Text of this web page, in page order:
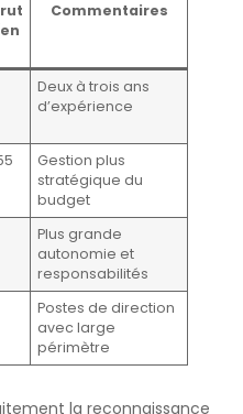
Commentaires
Deux à trois ans
d’expérience
Gestion plus
stratégique du
budget
Plus grande
autonomie et
responsabilités
Postes de direction
avec large
périmètre
la reconnaissance